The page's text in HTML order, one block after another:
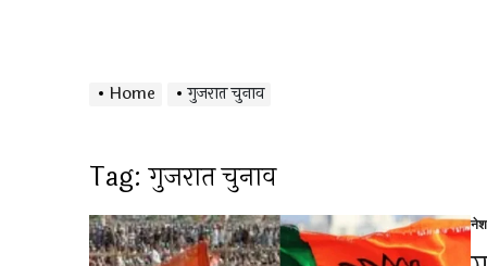
Home गुजरात चुनाव
Tag:गुजरात चुनाव